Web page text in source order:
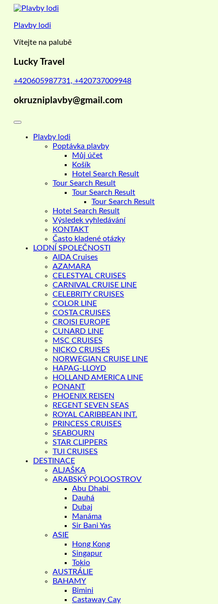
Skip
content
Plavby lodi
Vítejte na palubě
Lucky Travel
+420605987731, +420737009948
okruzniplavby@gmail.com
Plavby lodi
Poptávka plavby
Můj účet
Košík
Hotel Search Result
Tour Search Result
Tour Search Result
Tour Search Result
Hotel Search Result
Výsledek vyhledávání
KONTAKT
Často kladené otázky
LODNÍ SPOLEČNOSTI
AIDA Cruises
AZAMARA
CELESTYAL CRUISES
CARNIVAL CRUISE LINE
CELEBRITY CRUISES
COLOR LINE
COSTA CRUISES
CROISI EUROPE
CUNARD LINE
MSC CRUISES
NICKO CRUISES
NORWEGIAN CRUISE LINE
HAPAG-LLOYD
HOLLAND AMERICA LINE
PONANT
PHOENIX REISEN
REGENT SEVEN SEAS
ROYAL CARIBBEAN INT.
PRINCESS CRUISES
SEABOURN
STAR CLIPPERS
TUI CRUISES
DESTINACE
ALJAŠKA
ARABSKÝ POLOOSTROV
Abu Dhabi
Dauhá
Dubaj
Manáma
Sir Bani Yas
ASIE
Hong Kong
Singapur
Tokio
AUSTRÁLIE
BAHAMY
Bimini
Castaway Cay